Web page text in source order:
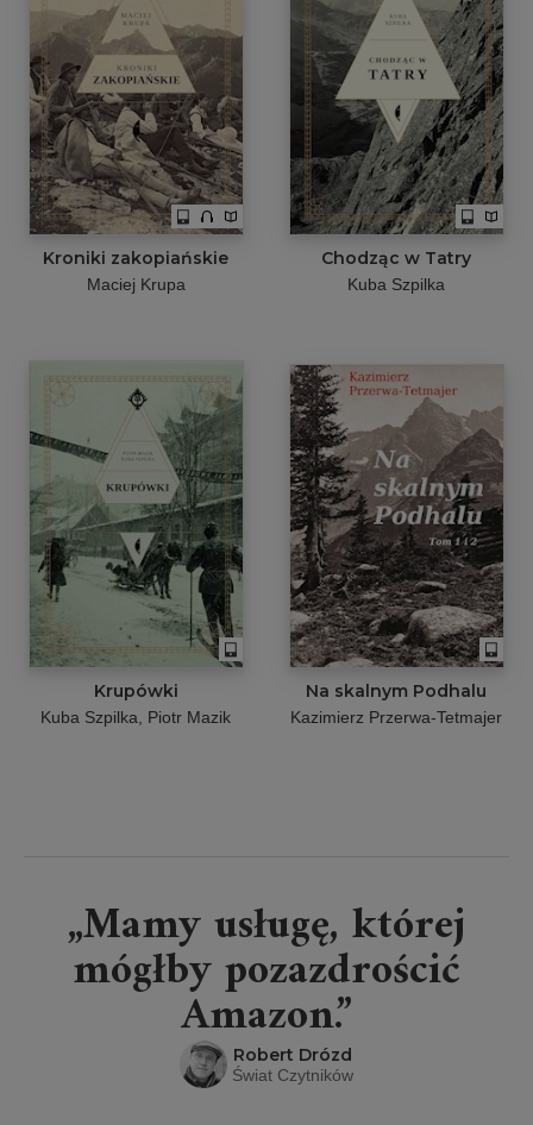
Kroniki zakopiańskie
Maciej Krupa
Chodząc w Tatry
Kuba Szpilka
Krupówki
Kuba Szpilka Piotr Mazik
Na skalnym Podhalu
Kazimierz Przerwa-Tetmajer
„Mamy usługę, której
mógłby pozazdrościć
Amazon.”
Robert Drózd
Świat Czytników